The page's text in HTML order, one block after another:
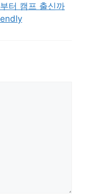
터 캠프 출신까